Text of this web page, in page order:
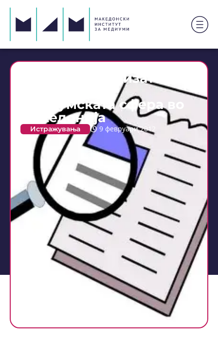
Објавена анализата за
медиумската сфера во
Македонија
Истражувања 9 февруари 2012